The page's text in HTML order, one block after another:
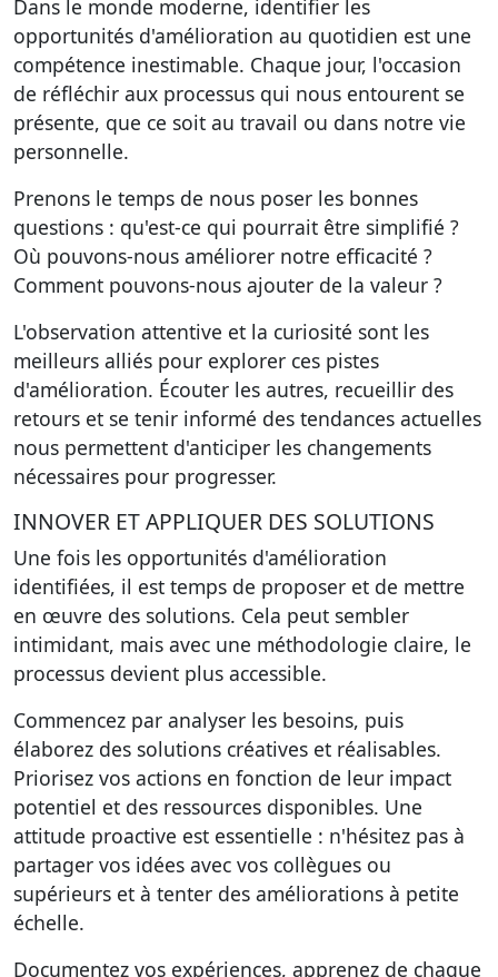
Dans le monde moderne, identifier les
opportunités d'amélioration au quotidien est une
compétence inestimable. Chaque jour, l'occasion
de réfléchir aux processus qui nous entourent se
présente, que ce soit au travail ou dans notre vie
personnelle.
Prenons le temps de nous poser les bonnes
questions : qu'est-ce qui pourrait être simplifié ?
Où pouvons-nous améliorer notre efficacité ?
Comment pouvons-nous ajouter de la valeur ?
L'observation attentive et la curiosité sont les
meilleurs alliés pour explorer ces pistes
d'amélioration. Écouter les autres, recueillir des
retours et se tenir informé des tendances actuelles
nous permettent d'anticiper les changements
nécessaires pour progresser.
INNOVER ET APPLIQUER DES SOLUTIONS
Une fois les opportunités d'amélioration
identifiées, il est temps de proposer et de mettre
en œuvre des solutions. Cela peut sembler
intimidant, mais avec une méthodologie claire, le
processus devient plus accessible.
Commencez par analyser les besoins, puis
élaborez des solutions créatives et réalisables.
Priorisez vos actions en fonction de leur impact
potentiel et des ressources disponibles. Une
attitude proactive est essentielle : n'hésitez pas à
partager vos idées avec vos collègues ou
supérieurs et à tenter des améliorations à petite
échelle.
Documentez vos expériences, apprenez de chaque